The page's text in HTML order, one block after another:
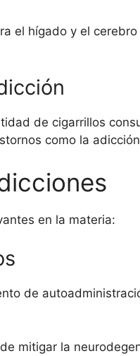
el hígado y el
de cigarrillos
como la
en la materia:
de
mitigar la